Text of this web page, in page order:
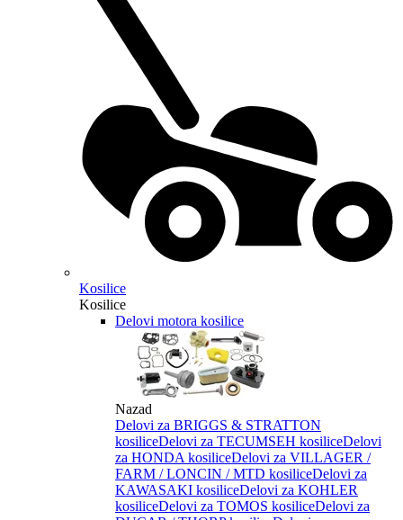
Kosilice
Kosilice
Delovi motora kosilice
Nazad
Delovi za BRIGGS & STRATTON
kosiliceDelovi za TECUMSEH kosiliceDelovi
za HONDA kosiliceDelovi za VILLAGER /
FARM / LONCIN / MTD kosiliceDelovi za
KAWASAKI kosiliceDelovi za KOHLER
kosiliceDelovi za TOMOS kosiliceDelovi za